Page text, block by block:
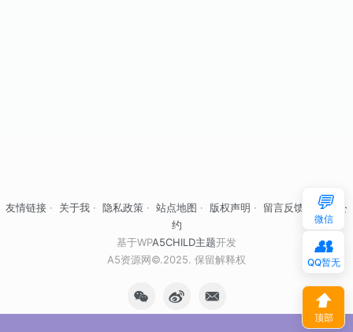
友情链接 · 关于我 · 隐私政策 · 站点地图 · 版权声明 · 留言反馈
自律公
约
基于WPA5CHILD主题开发
A5资源网©.2025. 保留解释权
💬
微信
👥
QQ暂无
⬆
顶部